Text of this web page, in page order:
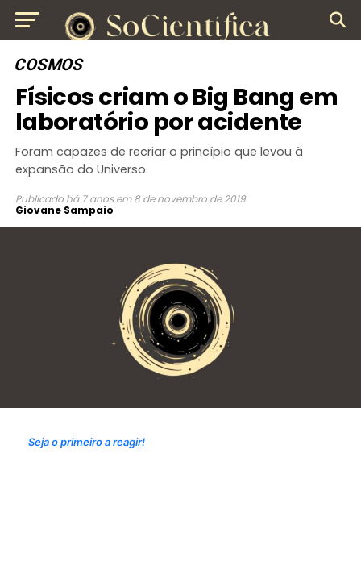
COSMOS
Físicos criam o Big Bang em
laboratório por acidente
Foram capazes de recriar o princípio que levou à
expansão do Universo.
Publicado há 7 anos em 8 de novembro de 2019
Giovane Sampaio
Seja o primeiro a reagir!